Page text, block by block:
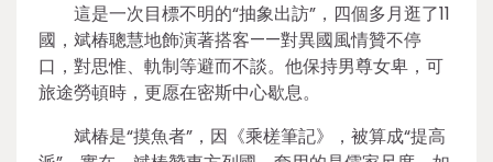
這是一次目標不明的“抽象出訪”，四個多月逛了11
國，斌椿聰慧地飾演著搭客——對異國風情贊不停
口，對思惟、軌制等避而不談。他保持男尊女卑，可
旅途勞頓時，更愿在密斯中心歇息。
斌椿是“摸魚者”，因《乘槎筆記》，被算成“提高